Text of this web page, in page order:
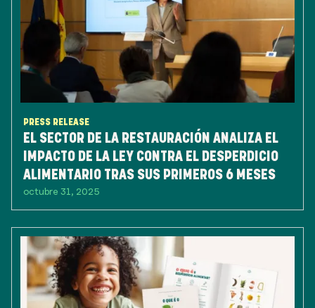
PRESS RELEASE
EL SECTOR DE LA RESTAURACIÓN ANALIZA EL
IMPACTO DE LA LEY CONTRA EL DESPERDICIO
ALIMENTARIO TRAS SUS PRIMEROS 6 MESES
octubre 31, 2025